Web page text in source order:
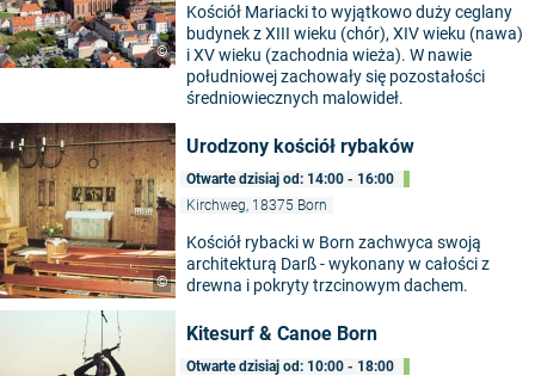
©
Kościół Mariacki to wyjątkowo duży ceglany
budynek z XIII wieku (chór), XIV wieku (nawa)
i XV wieku (zachodnia wieża). W nawie
południowej zachowały się pozostałości
średniowiecznych malowideł.
©
Urodzony kościół rybaków
Otwarte dzisiaj od: 14:00 - 16:00
Kirchweg, 18375 Born
Kościół rybacki w Born zachwyca swoją
architekturą Darß - wykonany w całości z
drewna i pokryty trzcinowym dachem.
Kitesurf & Canoe Born
Otwarte dzisiaj od: 10:00 - 18:00